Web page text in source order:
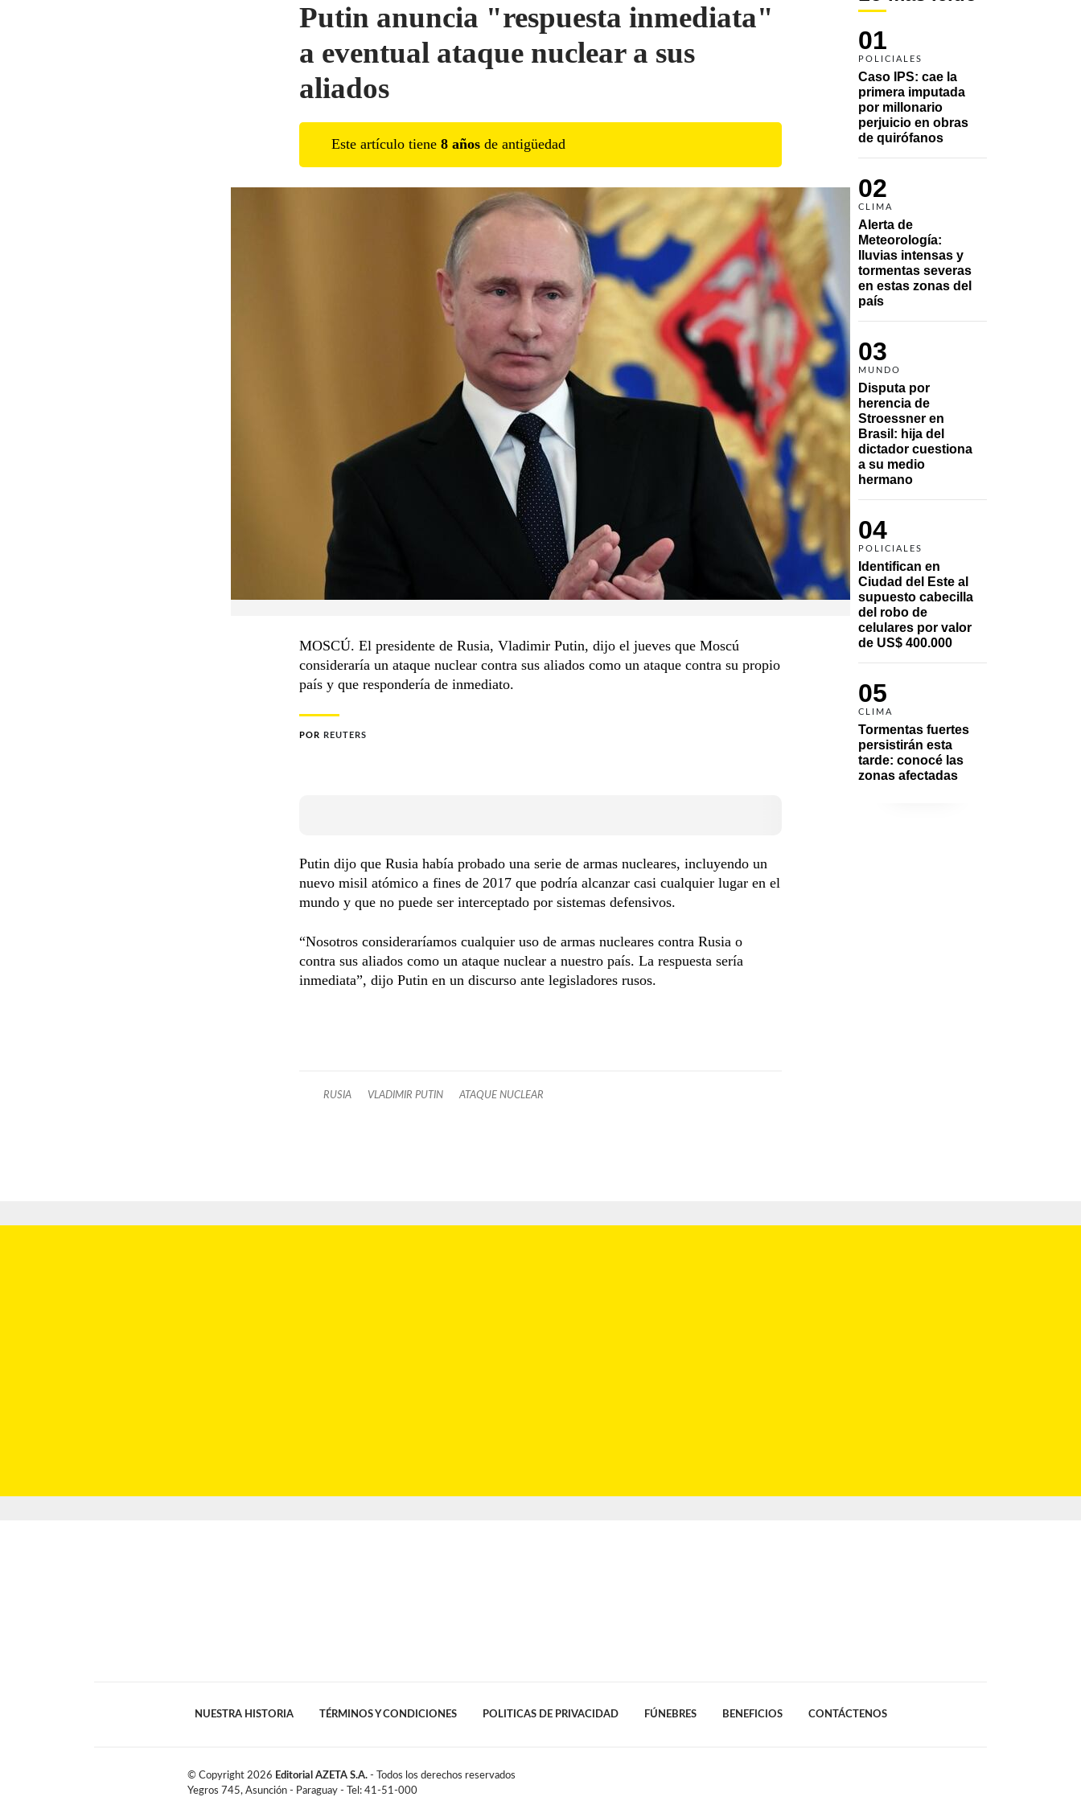
01
POLICIALES
Caso IPS: cae la
primera imputada
por millonario
perjuicio en obras
de quirófanos
02
CLIMA
Alerta de
Meteorología:
lluvias intensas y
tormentas severas
en estas zonas del
país
03
MUNDO
Disputa por
herencia de
Stroessner en
Brasil: hija del
dictador cuestiona
a su medio
hermano
04
POLICIALES
Identifican en
Ciudad del Este al
supuesto cabecilla
del robo de
celulares por valor
de US$ 400.000
05
CLIMA
Tormentas fuertes
persistirán esta
tarde: conocé las
zonas afectadas
Putin anuncia "respuesta inmediata"
a eventual ataque nuclear a sus
aliados
Este artículo tiene 8 años de antigüedad
MOSCÚ. El presidente de Rusia, Vladimir Putin, dijo el jueves que Moscú
consideraría un ataque nuclear contra sus aliados como un ataque contra su propio
país y que respondería de inmediato.
POR REUTERS
Putin dijo que Rusia había probado una serie de armas nucleares, incluyendo un
nuevo misil atómico a fines de 2017 que podría alcanzar casi cualquier lugar en el
mundo y que no puede ser interceptado por sistemas defensivos.
“Nosotros consideraríamos cualquier uso de armas nucleares contra Rusia o
contra sus aliados como un ataque nuclear a nuestro país. La respuesta sería
inmediata”, dijo Putin en un discurso ante legisladores rusos.
RUSIA VLADIMIR PUTIN ATAQUE NUCLEAR
NUESTRA HISTORIA TÉRMINOS Y CONDICIONES POLITICAS DE PRIVACIDAD FÚNEBRES BENEFICIOS CONTÁCTENOS
© Copyright 2026 Editorial AZETA S.A. - Todos los derechos reservados
Yegros 745, Asunción - Paraguay - Tel: 41-51-000